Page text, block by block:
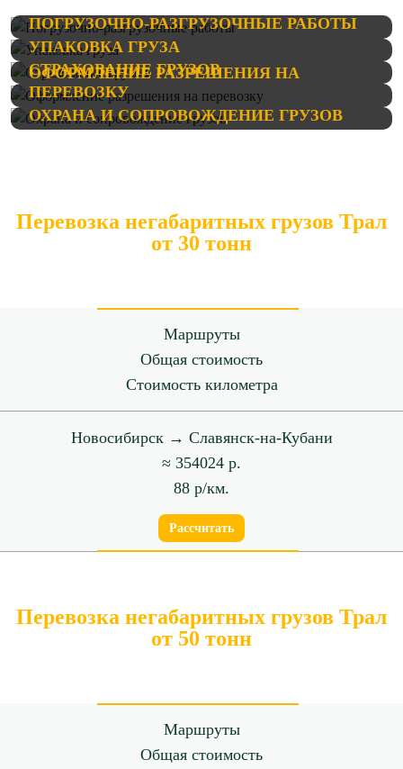
ПОГРУЗОЧНО-РАЗГРУЗОЧНЫЕ РАБОТЫ
УПАКОВКА ГРУЗА
СТРАХОВАНИЕ ГРУЗОВ
ОФОРМЛЕНИЕ РАЗРЕШЕНИЯ НА
ПЕРЕВОЗКУ
ОХРАНА И СОПРОВОЖДЕНИЕ ГРУЗОВ
Перевозка негабаритных грузов Трал
от 30 тонн
Маршруты
Общая стоимость
Стоимость километра
Новосибирск → Славянск-на-Кубани
≈ 354024 р.
88 р/км.
Рассчитать
Перевозка негабаритных грузов Трал
от 50 тонн
Маршруты
Общая стоимость